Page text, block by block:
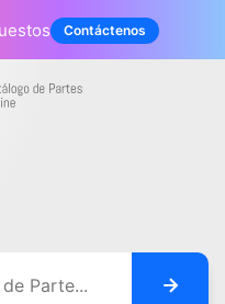
Contáctenos